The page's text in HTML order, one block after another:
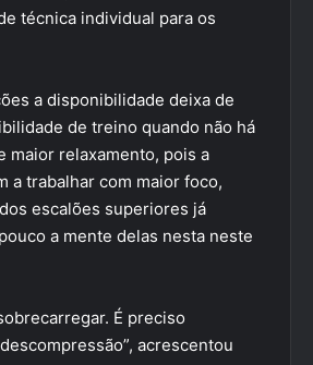
técnica individual para os
a disponibilidade deixa de
de treino quando não há
maior relaxamento, pois a
a trabalhar com maior foco,
escalões superiores já
a mente delas nesta neste
É preciso
acrescentou